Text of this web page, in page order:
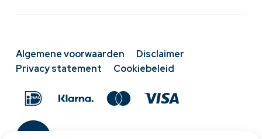
Algemene voorwaarden
Disclaimer
Privacy statement
Cookiebeleid